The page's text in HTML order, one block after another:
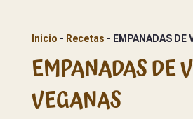
Inicio - Recetas - EMPANADAS DE
EMPANADAS DE
VEGANAS